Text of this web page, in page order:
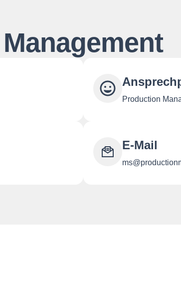
Management
Production
E-Mail